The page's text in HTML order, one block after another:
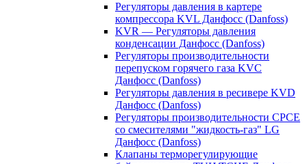
Регуляторы давления в картере
компрессора KVL Данфосс (Danfoss)
KVR — Регуляторы давления
конденсации Данфосс (Danfoss)
Регуляторы производительности
перепуском горячего газа KVC
Данфосс (Danfoss)
Регуляторы давления в ресивере KVD
Данфосс (Danfoss)
Регуляторы производительности CPCE
со смесителями "жидкость-газ" LG
Данфосс (Danfoss)
Клапаны терморегулирующие